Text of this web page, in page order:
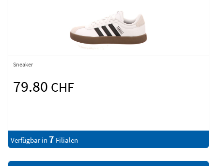
Sneaker
79.80 CHF
Verfügbar in 7 Filialen